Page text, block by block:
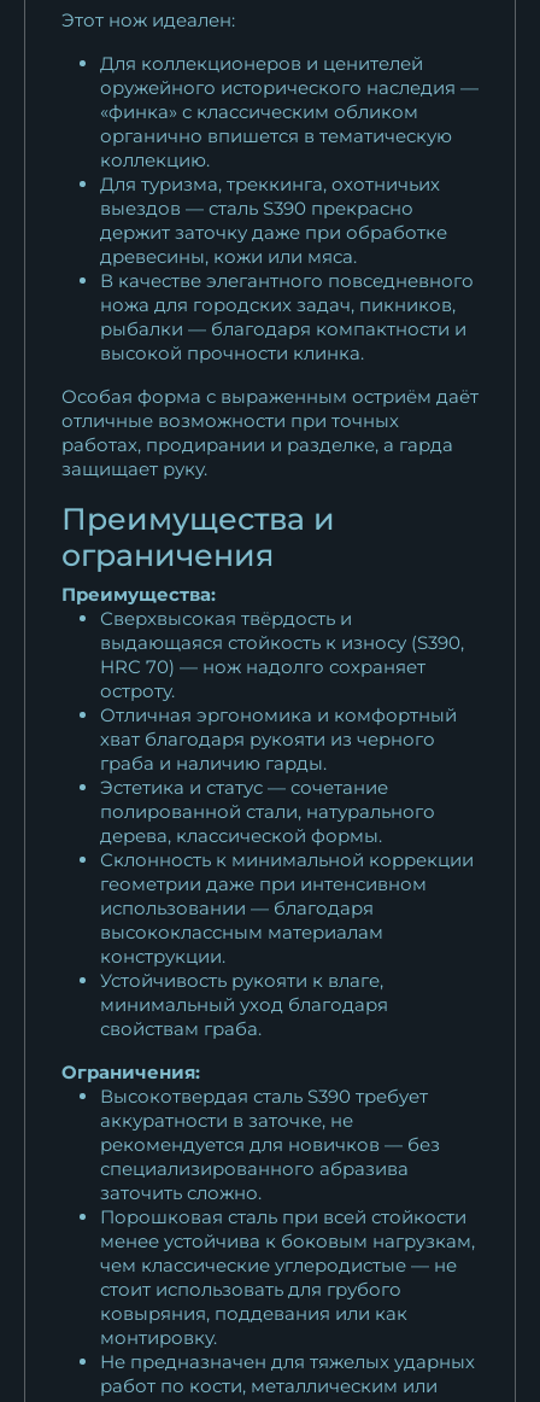
Этот нож идеален:
Для коллекционеров и ценителей
оружейного исторического наследия —
«финка» с классическим обликом
органично впишется в тематическую
коллекцию.
Для туризма, треккинга, охотничьих
выездов — сталь S390 прекрасно
держит заточку даже при обработке
древесины, кожи или мяса.
В качестве элегантного повседневного
ножа для городских задач, пикников,
рыбалки — благодаря компактности и
высокой прочности клинка.
Особая форма с выраженным остриём даёт
отличные возможности при точных
работах, продирании и разделке, а гарда
защищает руку.
Преимущества и
ограничения
Преимущества:
Сверхвысокая твёрдость и
выдающаяся стойкость к износу (S390,
HRC 70) — нож надолго сохраняет
остроту.
Отличная эргономика и комфортный
хват благодаря рукояти из черного
граба и наличию гарды.
Эстетика и статус — сочетание
полированной стали, натурального
дерева, классической формы.
Склонность к минимальной коррекции
геометрии даже при интенсивном
использовании — благодаря
высококлассным материалам
конструкции.
Устойчивость рукояти к влаге,
минимальный уход благодаря
свойствам граба.
Ограничения:
Высокотвердая сталь S390 требует
аккуратности в заточке, не
рекомендуется для новичков — без
специализированного абразива
заточить сложно.
Порошковая сталь при всей стойкости
менее устойчива к боковым нагрузкам,
чем классические углеродистые — не
стоит использовать для грубого
ковыряния, поддевания или как
монтировку.
Не предназначен для тяжелых ударных
работ по кости, металлическим или